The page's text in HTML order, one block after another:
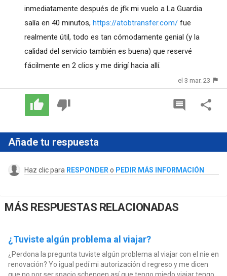
inmediatamente después de jfk mi vuelo a La Guardia
salía en 40 minutos, https://atobtransfer.com/fue
realmente útil, todo es tan cómodamente genial (y la
calidad del servicio también es buena) que reservé
fácilmente en 2 clics y me dirigí hacia allí.
el 3 mar. 23
Añade tu respuesta
Haz clic para RESPONDER o PEDIR MÁS INFORMACIÓN
MÁS RESPUESTAS RELACIONADAS
¿Tuviste algún problema al viajar?
¿Perdona la pregunta tuviste algún problema al viajar con el nie en
renovación? Yo igual pedí mi autorización d regreso y me dicen